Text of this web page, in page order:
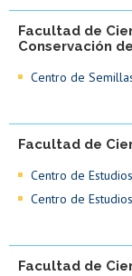
Facultad de
Conservación
Centro de
Facultad de
Centro de
Centro de
Facultad de